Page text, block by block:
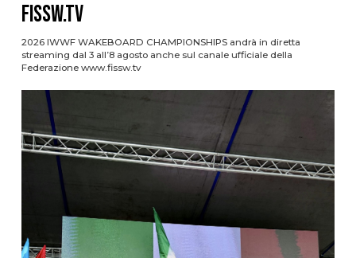
FISSW.TV
2026 IWWF WAKEBOARD CHAMPIONSHIPS andrà in diretta
streaming dal 3 all’8 agosto anche sul canale ufficiale della
Federazione www.fissw.tv